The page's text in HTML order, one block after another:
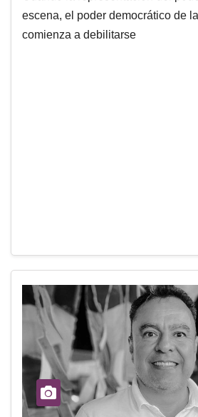
escena, el poder democrático de
comienza a debilitarse